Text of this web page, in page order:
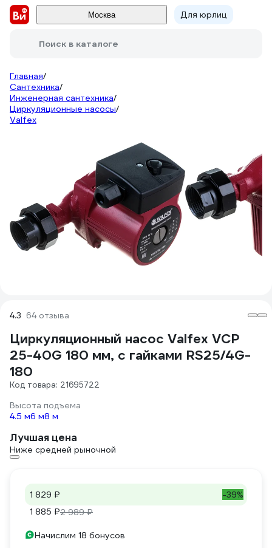
Москва Для юрлиц
Поиск в каталоге
Главная/
Сантехника/
Инженерная сантехника/
Циркуляционные насосы/
Valfex
4.3 64 отзыва
Циркуляционный насос Valfex VCP
25-40G 180 мм, с гайками RS25/4G-
180
Код товара: 21695722
Высота подъема
4.5 м6 м8 м
Лучшая цена
Ниже средней рыночной
1 829 ₽
-39%
1 885 ₽2 989 ₽
Начислим 18 бонусов